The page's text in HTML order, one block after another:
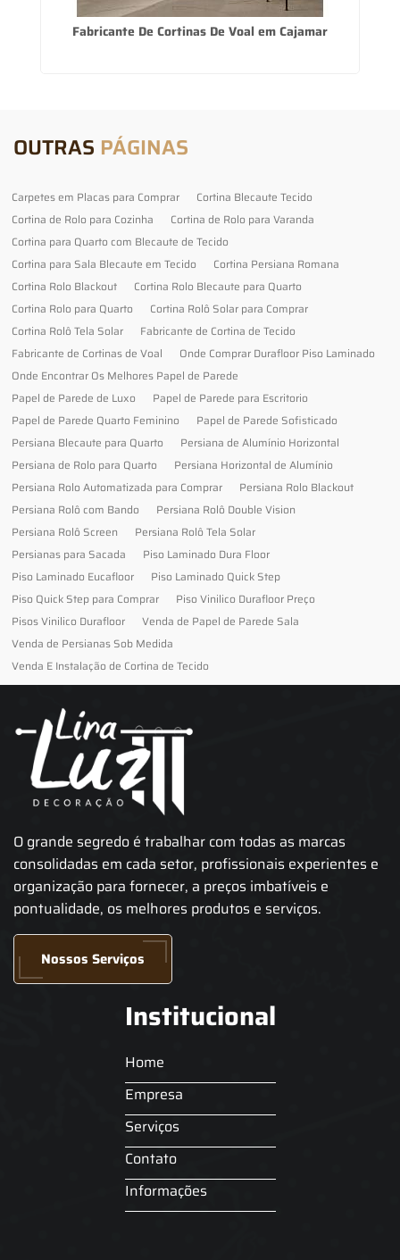
Fabricante De Cortinas De Voal em Cajamar
OUTRAS PÁGINAS
Carpetes em Placas para Comprar
Cortina Blecaute Tecido
Cortina de Rolo para Cozinha
Cortina de Rolo para Varanda
Cortina para Quarto com Blecaute de Tecido
Cortina para Sala Blecaute em Tecido
Cortina Persiana Romana
Cortina Rolo Blackout
Cortina Rolo Blecaute para Quarto
Cortina Rolo para Quarto
Cortina Rolô Solar para Comprar
Cortina Rolô Tela Solar
Fabricante de Cortina de Tecido
Fabricante de Cortinas de Voal
Onde Comprar Durafloor Piso Laminado
Onde Encontrar Os Melhores Papel de Parede
Papel de Parede de Luxo
Papel de Parede para Escritorio
Papel de Parede Quarto Feminino
Papel de Parede Sofisticado
Persiana Blecaute para Quarto
Persiana de Alumínio Horizontal
Persiana de Rolo para Quarto
Persiana Horizontal de Alumínio
Persiana Rolo Automatizada para Comprar
Persiana Rolo Blackout
Persiana Rolô com Bando
Persiana Rolô Double Vision
Persiana Rolô Screen
Persiana Rolô Tela Solar
Persianas para Sacada
Piso Laminado Dura Floor
Piso Laminado Eucafloor
Piso Laminado Quick Step
Piso Quick Step para Comprar
Piso Vinilico Durafloor Preço
Pisos Vinilico Durafloor
Venda de Papel de Parede Sala
Venda de Persianas Sob Medida
Venda E Instalação de Cortina de Tecido
O grande segredo é trabalhar com todas as marcas
consolidadas em cada setor, profissionais experientes e
organização para fornecer, a preços imbatíveis e
pontualidade, os melhores produtos e serviços.
Nossos Serviços
Institucional
Home
Empresa
Serviços
Contato
Informações